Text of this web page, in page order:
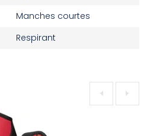
Manches courtes
Respirant